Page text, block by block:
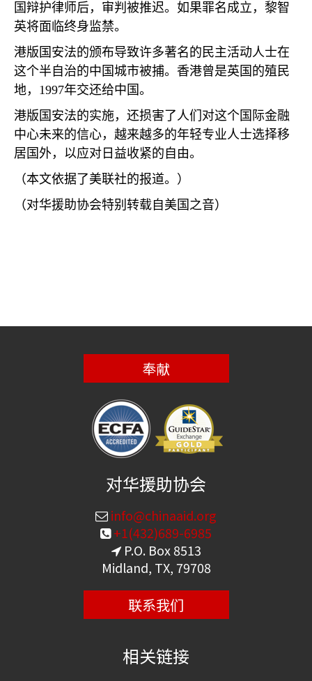
国辩护律师后，审判被推迟。如果罪名成立，黎智
英将面临终身监禁。
港版国安法的颁布导致许多著名的民主活动人士在
这个半自治的中国城市被捕。香港曾是英国的殖民
地， 1997年交还给中国。
港版国安法的实施，还损害了人们对这个国际金融
中心未来的信心，越来越多的年轻专业人士选择移
居国外，以应对日益收紧的自由。
（本文依据了美联社的报道。）
（对华援助协会特别转载自美国之音）
奉献
对华援助协会
info@chinaaid.org
+1(432)689-6985
P.O. Box 8513
Midland, TX, 79708
联系我们
相关链接